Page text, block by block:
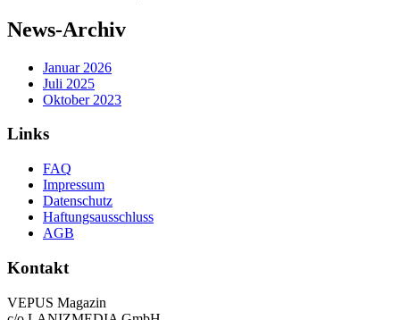
News-Archiv
Januar 2026
Juli 2025
Oktober 2023
Links
FAQ
Impressum
Datenschutz
Haftungsausschluss
AGB
Kontakt
VEPUS Magazin